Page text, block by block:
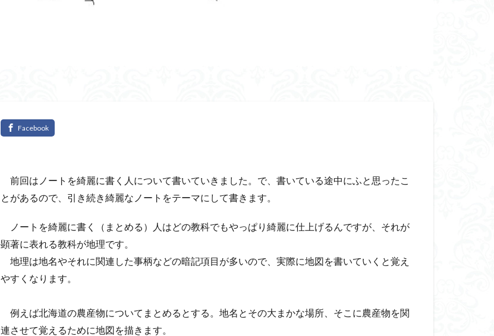
前回はノートを綺麗に書く人について書いていきました。で、書いている途中にふと思ったこ
とがあるので、引き続き綺麗なノートをテーマにして書きます。
ノートを綺麗に書く（まとめる）人はどの教科でもやっぱり綺麗に仕上げるんですが、それが
顕著に表れる教科が地理です。
地理は地名やそれに関連した事柄などの暗記項目が多いので、実際に地図を書いていくと覚え
やすくなります。
例えば北海道の農産物についてまとめるとする。地名とその大まかな場所、そこに農産物を関
連させて覚えるために地図を描きます。